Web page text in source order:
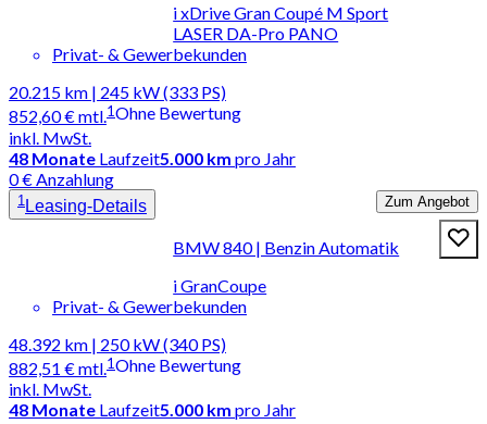
i xDrive Gran Coupé M Sport
LASER DA-Pro PANO
Privat- & Gewerbekunden
20.215 km | 245 kW (333 PS)
852,60 €mtl.1
inkl. MwSt.
Ohne Bewertung
48 Monate Laufzeit5.000 km pro Jahr
0 € Anzahlung
1 Leasing-Details Zum Angebot
BMW 840 | Benzin Automatik
i GranCoupe
Privat- & Gewerbekunden
48.392 km | 250 kW (340 PS)
882,51 €mtl.1
inkl. MwSt.
Ohne Bewertung
48 Monate Laufzeit5.000 km pro Jahr